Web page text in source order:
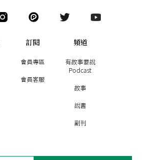
訂閱
會員專區
會員客服
頻道
有故事要說
Podcast
故事
說書
副刊